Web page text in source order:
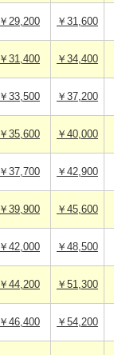
￥29,200 ￥31,600
￥31,400 ￥34,400
￥33,500 ￥37,200
￥35,600 ￥40,000
￥37,700 ￥42,900
￥39,900 ￥45,600
￥42,000 ￥48,500
￥44,200 ￥51,300
￥46,400 ￥54,200